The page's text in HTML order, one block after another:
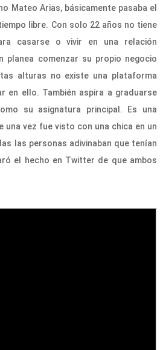
Mateo Arias, básicamente pasaba el
libre. Con solo 22 años no tiene
casarse o vivir en una relación
planea comenzar su propio negocio
alturas no existe una plataforma
en ello. También aspira a graduarse
su asignatura principal. Es una
una vez fue visto con una chica en un
las personas adivinaban que tenían
el hecho en Twitter de que ambos